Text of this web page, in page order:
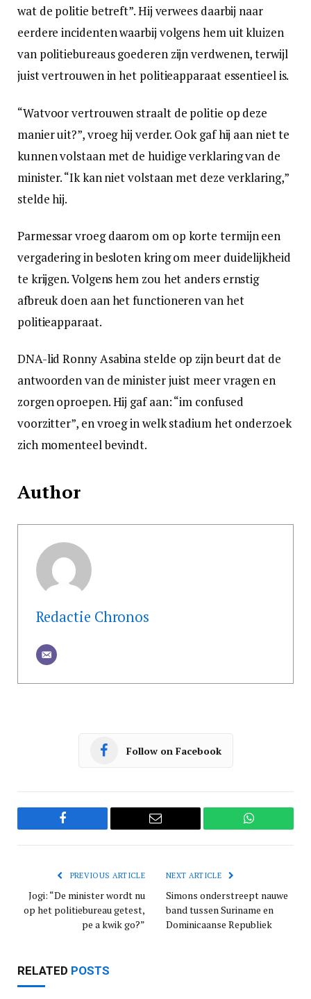
wat de politie betreft”. Hij verwees daarbij naar
eerdere incidenten waarbij volgens hem uit kluizen
van politiebureaus goederen zijn verdwenen, terwijl
juist vertrouwen in het politieapparaat essentieel is.
“Watvoor vertrouwen straalt de politie op deze
manier uit?”, vroeg hij verder. Ook gaf hij aan niet te
kunnen volstaan met de huidige verklaring van de
minister. “Ik kan niet volstaan met deze verklaring,”
stelde hij.
Parmessar vroeg daarom om op korte termijn een
vergadering in besloten kring om meer duidelijkheid
te krijgen. Volgens hem zou het anders ernstig
afbreuk doen aan het functioneren van het
politieapparaat.
DNA-lid Ronny Asabina stelde op zijn beurt dat de
antwoorden van de minister juist meer vragen en
zorgen oproepen. Hij gaf aan: “im confused
voorzitter”, en vroeg in welk stadium het onderzoek
zich momenteel bevindt.
Author
Redactie Chronos
Follow on Facebook
Facebook Email WhatsApp
PREVIOUS ARTICLE
Jogi: “De minister wordt nu
op het politiebureau getest,
pe a kwik go?”
NEXT ARTICLE
Simons onderstreept nauwe
band tussen Suriname en
Dominicaanse Republiek
RELATED POSTS